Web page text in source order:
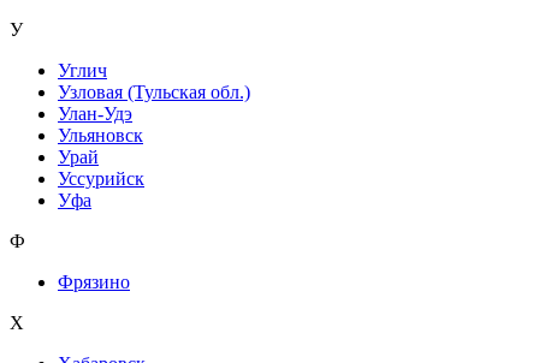
У
Углич
Узловая (Тульская обл.)
Улан-Удэ
Ульяновск
Урай
Уссурийск
Уфа
Ф
Фрязино
Х